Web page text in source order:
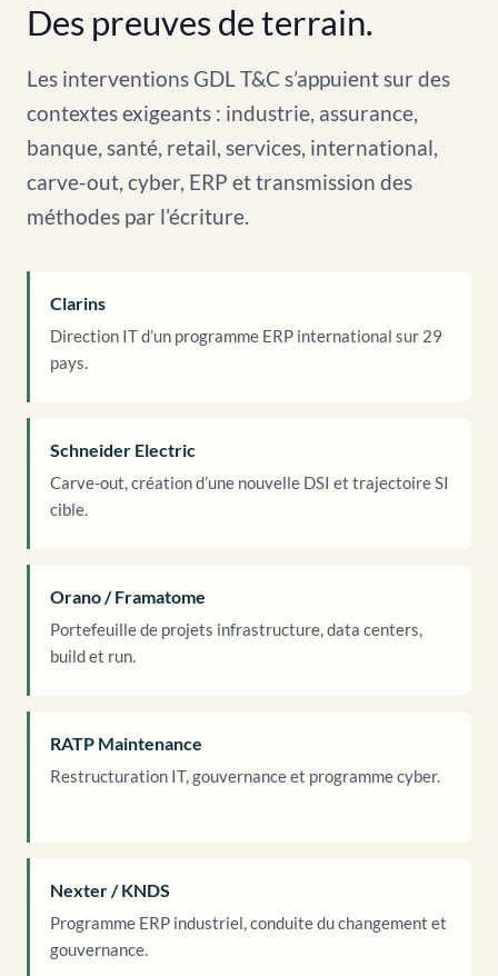
Des preuves de terrain.
Les interventions GDL T&C s’appuient sur des
contextes exigeants : industrie, assurance,
banque, santé, retail, services, international,
carve-out, cyber, ERP et transmission des
méthodes par l’écriture.
Clarins
Direction IT d’un programme ERP international sur 29
pays.
Schneider Electric
Carve-out, création d’une nouvelle DSI et trajectoire SI
cible.
Orano / Framatome
Portefeuille de projets infrastructure, data centers,
build et run.
RATP Maintenance
Restructuration IT, gouvernance et programme cyber.
Nexter / KNDS
Programme ERP industriel, conduite du changement et
gouvernance.